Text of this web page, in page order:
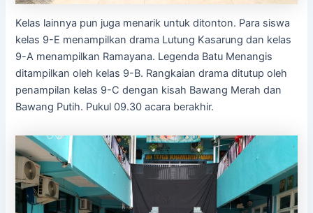
Kelas lainnya pun juga menarik untuk ditonton. Para siswa
kelas 9-E menampilkan drama Lutung Kasarung dan kelas
9-A menampilkan Ramayana. Legenda Batu Menangis
ditampilkan oleh kelas 9-B. Rangkaian drama ditutup oleh
penampilan kelas 9-C dengan kisah Bawang Merah dan
Bawang Putih. Pukul 09.30 acara berakhir.